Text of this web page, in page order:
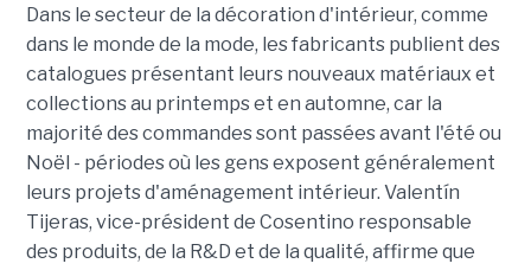
Dans le secteur de la décoration d'intérieur, comme
dans le monde de la mode, les fabricants publient des
catalogues présentant leurs nouveaux matériaux et
collections au printemps et en automne, car la
majorité des commandes sont passées avant l'été ou
Noël - périodes où les gens exposent généralement
leurs projets d'aménagement intérieur. Valentín
Tijeras, vice-président de Cosentino responsable
des produits, de la R&D et de la qualité, affirme que